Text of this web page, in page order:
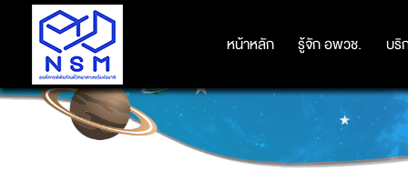
หน้าหลัก รู้จัก อพวช. บริ
หน้าหลัก รู้จัก อพวช. บริ